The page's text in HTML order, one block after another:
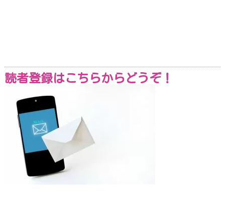
読者登録はこちらからどうぞ！